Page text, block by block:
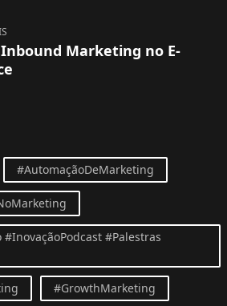
Inbound Marketing no E-
#AutomaçãoDeMarketing
#Palestras
#GrowthMarketing